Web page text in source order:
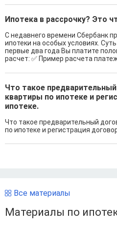
Ипотека в рассрочку? Это
С недавнего времени Сбербанк
ипотеки на особых условиях.
первые два года Вы платите
расчет: ✅ Пример расчета
Что такое
квартиры по ипотеке и
ипотеке.
Что такое предварительный
по ипотеке и регистрация
Все материалы
Материалы по